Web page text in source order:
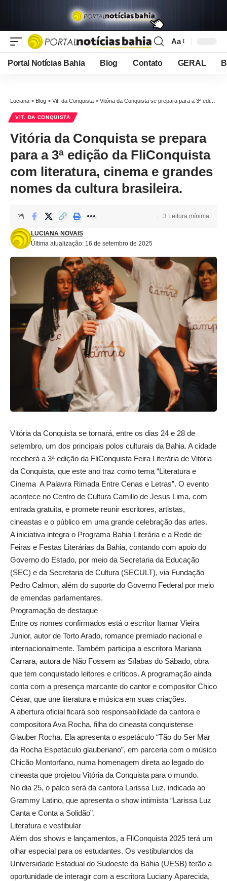
Font
Resizer
Aa
Portal Notícias Bahia Blog Contato GERAL
Luciana > Blog > Vit. da Conquista > Vitória da Conquista se prepara para a 3ª edição da FliConquista com literatura, cinema e grandes nomes da cultura brasileira.
VIT. DA CONQUISTA
Vitória da Conquista se prepara
para a 3ª edição da FliConquista
com literatura, cinema e grandes
nomes da cultura brasileira.
Última atualização: 16 de setembro de 2025
LUCIANA NOVAIS
3 Leitura mínima
Vitória da Conquista se tornará, entre os dias 24 e 28 de
setembro, um dos principais polos culturais da Bahia. A cidade
receberá a 3ª edição da FliConquista Feira Literária de Vitória
da Conquista, que este ano traz como tema “Literatura e
Cinema A Palavra Rimada Entre Cenas e Letras”. O evento
acontece no Centro de Cultura Camillo de Jesus Lima, com
entrada gratuita, e promete reunir escritores, artistas,
cineastas e o público em uma grande celebração das artes.
A iniciativa integra o Programa Bahia Literária e a Rede de
Feiras e Festas Literárias da Bahia, contando com apoio do
Governo do Estado, por meio da Secretaria da Educação
(SEC) e da Secretaria de Cultura (SECULT), via Fundação
Pedro Calmon, além do suporte do Governo Federal por meio
de emendas parlamentares.
Programação de destaque
Entre os nomes confirmados está o escritor Itamar Vieira
Junior, autor de Torto Arado, romance premiado nacional e
internacionalmente. Também participa a escritora Mariana
Carrara, autora de Não Fossem as Sílabas do Sábado, obra
que tem conquistado leitores e críticos. A programação ainda
conta com a presença marcante do cantor e compositor Chico
César, que une literatura e música em suas criações.
A abertura oficial ficará sob responsabilidade da cantora e
compositora Ava Rocha, filha do cineasta conquistense
Glauber Rocha. Ela apresenta o espetáculo “Tão do Ser Mar
da Rocha Espetáculo glauberiano”, em parceria com o músico
Chicão Montorfano, numa homenagem direta ao legado do
cineasta que projetou Vitória da Conquista para o mundo.
No dia 25, o palco será da cantora Larissa Luz, indicada ao
Grammy Latino, que apresenta o show intimista “Larissa Luz
Canta e Conta a Solidão”.
Literatura e vestibular
Além dos shows e lançamentos, a FliConquista 2025 terá um
olhar especial para os estudantes. Os vestibulandos da
Universidade Estadual do Sudoeste da Bahia (UESB) terão a
oportunidade de interagir com a escritora Luciany Aparecida,